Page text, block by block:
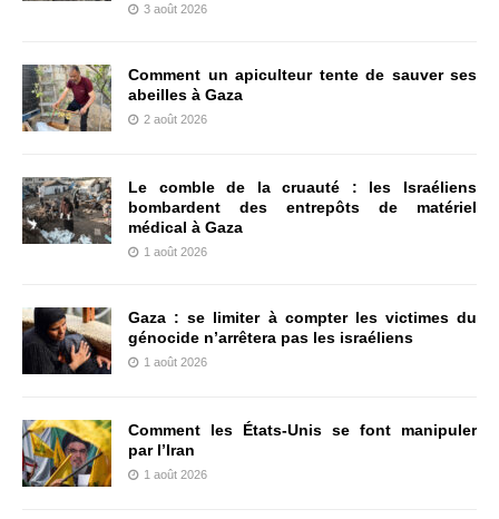
3 août 2026
Comment un apiculteur tente de sauver ses
abeilles à Gaza
2 août 2026
Le comble de la cruauté : les Israéliens
bombardent des entrepôts de matériel
médical à Gaza
1 août 2026
Gaza : se limiter à compter les victimes du
génocide n’arrêtera pas les israéliens
1 août 2026
Comment les États-Unis se font manipuler
par l’Iran
1 août 2026